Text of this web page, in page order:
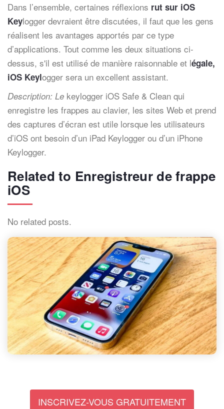
Dans l’ensemble, certaines réflexions rut sur iOS
Keylogger devraient être discutées, il faut que les gens
réalisent les avantages apportés par ce type
d’applications. Tout comme les deux situations ci-
dessus, s'il est utilisé de manière raisonnable et légale,
iOS Keylogger sera un excellent assistant.
Description: Le keylogger iOS Safe & Clean qui
enregistre les frappes au clavier, les sites Web et prend
des captures d’écran est utile lorsque les utilisateurs
d’iOS ont besoin d’un iPad Keylogger ou d’un iPhone
Keylogger.
Related to Enregistreur de frappe
iOS
No related posts.
INSCRIVEZ-VOUS GRATUITEMENT